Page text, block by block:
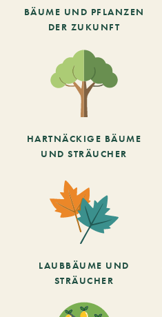
BÄUME UND PFLANZEN
DER ZUKUNFT
HARTNÄCKIGE BÄUME
UND STRÄUCHER
LAUBBÄUME UND
STRÄUCHER